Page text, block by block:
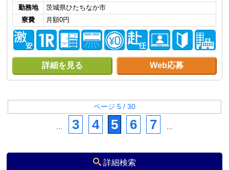
勤務地
茨城県ひたちなか市
寮費
月額0円
詳細を見る Web応募
ページ 5 / 30
3 4 5 6 7
詳細検索